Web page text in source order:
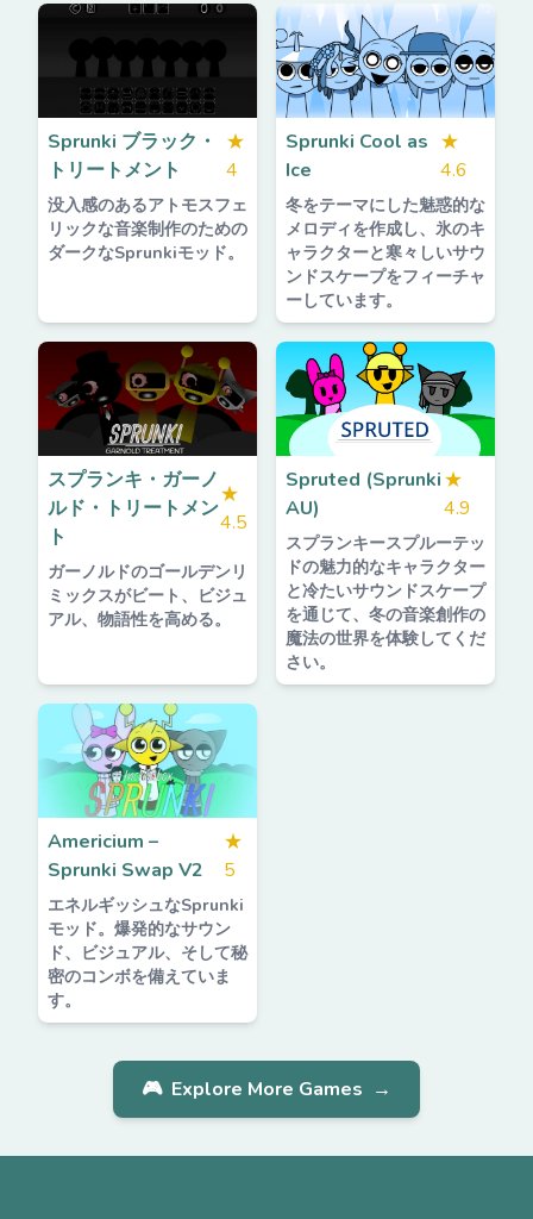
Sprunki ブラック・
トリートメント
★
4
没入感のあるアトモスフェ
リックな音楽制作のための
ダークなSprunkiモッド。
Sprunki Cool as
Ice
★
4.6
冬をテーマにした魅惑的な
メロディを作成し、氷のキ
ャラクターと寒々しいサウ
ンドスケープをフィーチャ
ーしています。
スプランキ・ガーノ
ルド・トリートメン
ト
★
4.5
ガーノルドのゴールデンリ
ミックスがビート、ビジュ
アル、物語性を高める。
Spruted (Sprunki
AU)
★
4.9
スプランキースプルーテッ
ドの魅力的なキャラクター
と冷たいサウンドスケープ
を通じて、冬の音楽創作の
魔法の世界を体験してくだ
さい。
Americium –
Sprunki Swap V2
★
5
エネルギッシュなSprunki
モッド。爆発的なサウン
ド、ビジュアル、そして秘
密のコンボを備えていま
す。
🎮 Explore More Games →